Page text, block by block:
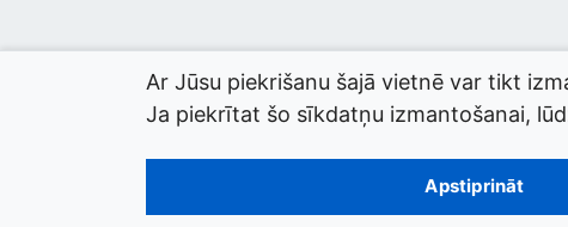
© 2026 termini.gov.lv. Izstrādātājs:
Ar Jūsu piekrišanu šajā vietnē var tikt
Ja piekrītat šo sīkdatņu izmantošanai,
Apstiprināt